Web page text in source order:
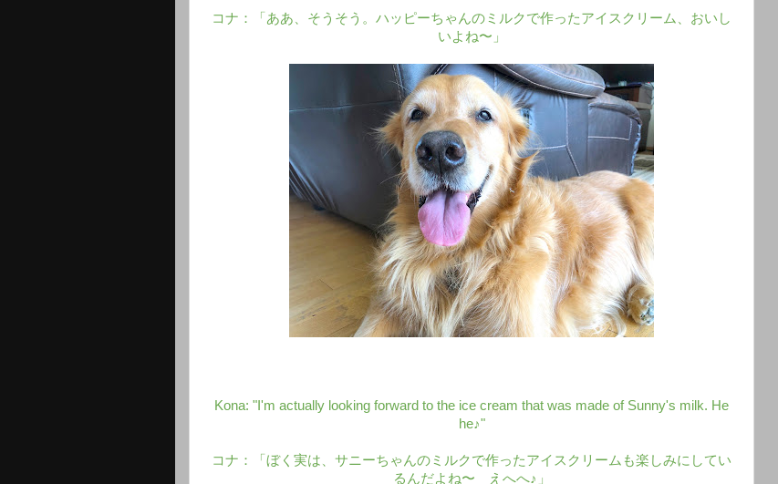
コナ：「ああ、そうそう。ハッピーちゃんのミルクで作ったアイスクリーム、おいし
いよね〜」
Kona: "I'm actually looking forward to the ice cream that was made of Sunny's milk. He
he♪"
コナ：「ぼく実は、サニーちゃんのミルクで作ったアイスクリームも楽しみにしてい
るんだよね〜 えへへ♪」